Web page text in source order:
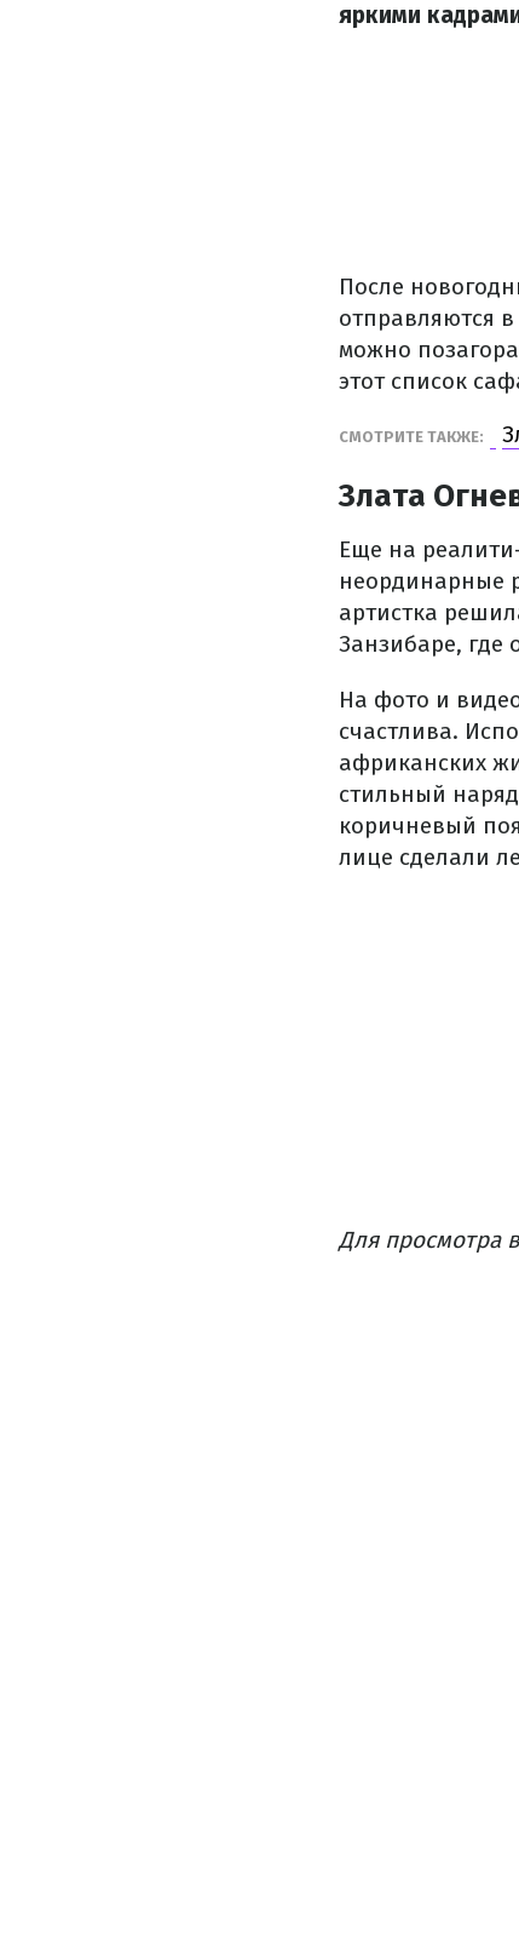
яркими
После
отправляются
можно
этот список
СМОТРИТЕ ТАКЖЕ:
Злата
Еще на
неординарные
артистка
Занзибаре, где
На фото и
счастлива.
африканских
стильный
коричневый
лице сделали
Для просмотра